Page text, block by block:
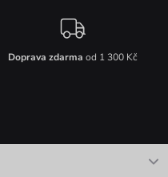
Doprava zdarma od 1 300 Kč